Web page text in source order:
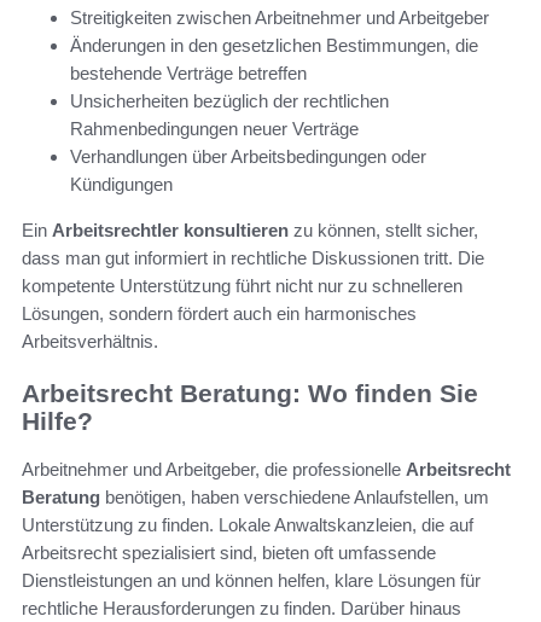
Streitigkeiten zwischen Arbeitnehmer und Arbeitgeber
Änderungen in den gesetzlichen Bestimmungen, die
bestehende Verträge betreffen
Unsicherheiten bezüglich der rechtlichen
Rahmenbedingungen neuer Verträge
Verhandlungen über Arbeitsbedingungen oder
Kündigungen
Ein Arbeitsrechtler konsultieren zu können, stellt sicher,
dass man gut informiert in rechtliche Diskussionen tritt. Die
kompetente Unterstützung führt nicht nur zu schnelleren
Lösungen, sondern fördert auch ein harmonisches
Arbeitsverhältnis.
Arbeitsrecht Beratung: Wo finden Sie
Hilfe?
Arbeitnehmer und Arbeitgeber, die professionelle Arbeitsrecht
Beratung benötigen, haben verschiedene Anlaufstellen, um
Unterstützung zu finden. Lokale Anwaltskanzleien, die auf
Arbeitsrecht spezialisiert sind, bieten oft umfassende
Dienstleistungen an und können helfen, klare Lösungen für
rechtliche Herausforderungen zu finden. Darüber hinaus